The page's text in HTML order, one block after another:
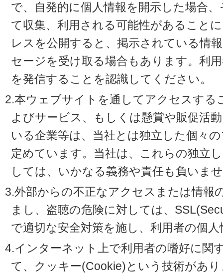
で、自発的に個人情報を開示した場合
て収集、利用される可能性があること
レスを公開すると、掲示されている情
セージを受け取る場合もあります。利
を発信することを認識してください。
2.本ウェブサイトを通してアクセスする
よびサービス、もしくは懸賞や販促活
いる企業等は、当社とは独立した個々
定めています。当社は、これらの独立
しては、いかなる義務や責任も負いま
3.外部からの不正なアクセスまたは情報
まし、盗聴の危険に対しては、
で適切な安全対策を施し、利用者の個
4.インターネット上で利用者の嗜好に関
て、クッキー(Cookie)という技術があ